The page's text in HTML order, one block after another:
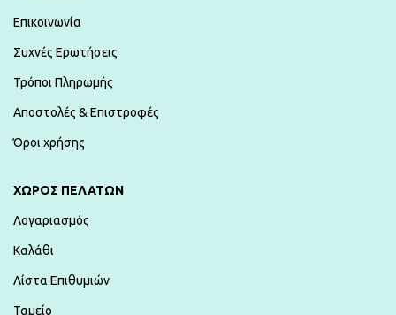
Επικοινωνία
Συχνές Ερωτήσεις
Τρόποι Πληρωμής
Αποστολές & Επιστροφές
Όροι χρήσης
ΧΏΡΟΣ ΠΕΛΑΤΏΝ
Λογαριασμός
Καλάθι
Λίστα Επιθυμιών
Ταμείο